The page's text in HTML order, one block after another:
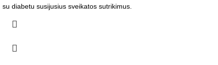
su diabetu susijusius sveikatos sutrikimus.